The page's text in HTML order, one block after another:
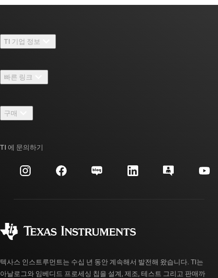
TI 기업 정보
채용
뉴스룸
이벤트
투자 관계
빠른 링크
TI E2E™ 설계 지원 포럼
대체품 검색
고객 지원 센터
myTI 계정 FAQ
구매
주문 FAQ
TI 에 문의하기
텍사스 인스트루먼트는 수십 년 동안 계속해서 발전해 왔습니다. TI는
아날로그와 임베디드 프로세싱 칩을 설계, 제조, 테스트 그리고 판매까